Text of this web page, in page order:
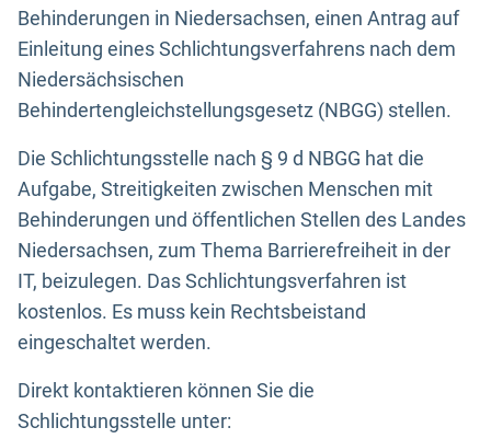
Behinderungen in Niedersachsen, einen Antrag auf
Einleitung eines Schlichtungsverfahrens nach dem
Niedersächsischen
Behindertengleichstellungsgesetz (NBGG) stellen.
Die Schlichtungsstelle nach § 9 d NBGG hat die
Aufgabe, Streitigkeiten zwischen Menschen mit
Behinderungen und öffentlichen Stellen des Landes
Niedersachsen, zum Thema Barrierefreiheit in der
IT, beizulegen. Das Schlichtungsverfahren ist
kostenlos. Es muss kein Rechtsbeistand
eingeschaltet werden.
Direkt kontaktieren können Sie die
Schlichtungsstelle unter: